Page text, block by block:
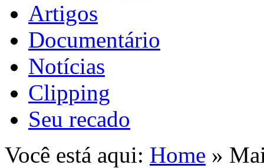
Artigos
Documentário
Notícias
Clipping
Seu recado
Você está aqui: Home »